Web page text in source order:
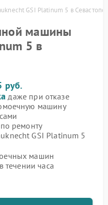
GSI Platinum 5 в
машины
5 в
руб.
даже при отказе
машину
ремонту
GSI Platinum 5
машин
течении часа